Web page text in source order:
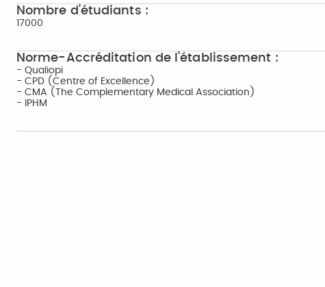
Nombre d'étudiants :
17000
Norme-Accréditation de l'établissement :
- Qualiopi
- CPD (Centre of Excellence)
- CMA (The Complementary Medical Association)
- IPHM